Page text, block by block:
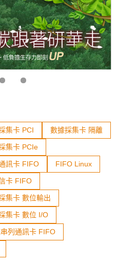
集卡 PCI 數據採集卡 隔離
集卡 PCIe
訊卡 FIFO FIFO Linux
卡 FIFO
集卡 數位輸出
集卡 數位 I/O
列通訊卡 FIFO